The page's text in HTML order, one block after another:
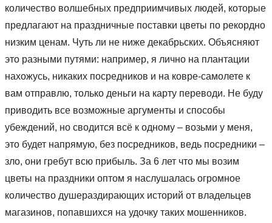
количество волшебных предприимчивых людей, которые
предлагают на праздничные поставки цветы по рекордно
низким ценам. Чуть ли не ниже декабрьских. Объясняют
это разными путями: например, я лично на плантации
нахожусь, никаких посредников и на ковре-самолете к
вам отправлю, только деньги на карту переводи. Не буду
приводить все возможные аргументы и способы
убеждений, но сводится всё к одному – возьми у меня,
это будет напрямую, без посредников, ведь посредники –
зло, они гребут всю прибыль. За 6 лет что мы возим
цветы на праздники оптом я наслушалась огромное
количество душераздирающих историй от владельцев
магазинов, попавшихся на удочку таких мошенников.